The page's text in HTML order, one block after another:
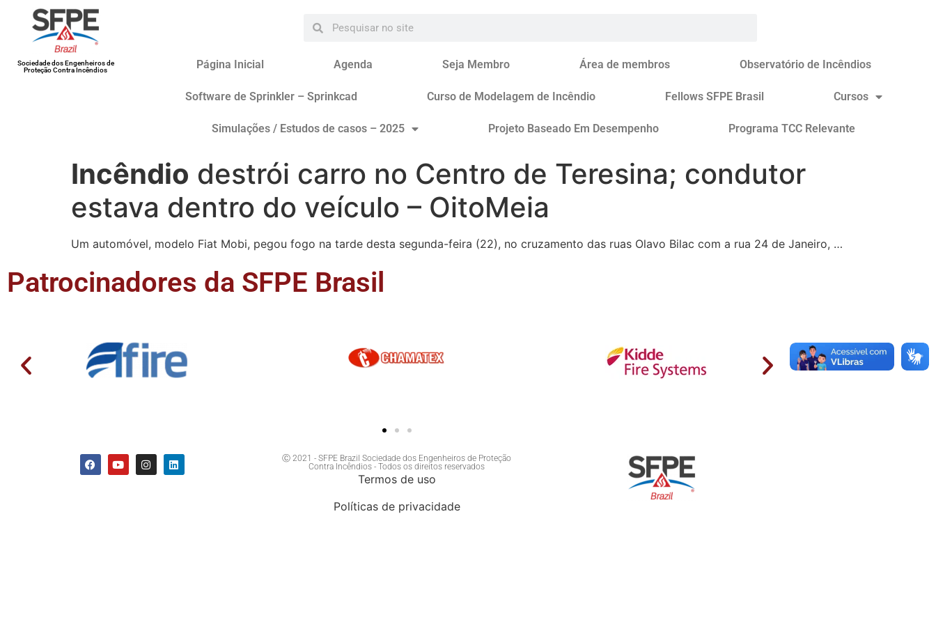
Sociedade dos Engenheiros de
Proteção Contra Incêndios
Página Inicial Agenda Seja Membro Área de membros Observatório de Incêndios
Software de Sprinkler – Sprinkcad Curso de Modelagem de Incêndio Fellows SFPE Brasil Cursos
Simulações / Estudos de casos – 2025 Projeto Baseado Em Desempenho Programa TCC Relevante
Incêndio destrói carro no Centro de Teresina; condutor
estava dentro do veículo – OitoMeia
Um automóvel, modelo Fiat Mobi, pegou fogo na tarde desta segunda-feira (22), no cruzamento das ruas Olavo Bilac com a rua 24 de Janeiro, …
Patrocinadores da SFPE Brasil
Ⓒ 2021 - SFPE Brazil Sociedade dos Engenheiros de Proteção
Contra Incêndios - Todos os direitos reservados
Termos de uso
Políticas de privacidade